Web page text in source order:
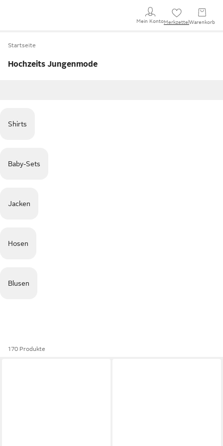
Mein KontoMerkzettel Warenkorb
Startseite
Hochzeits Jungenmode
Shirts
Baby-Sets
Jacken
Hosen
Blusen
170 Produkte